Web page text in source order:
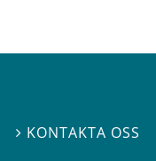
 KONTAKTA OSS